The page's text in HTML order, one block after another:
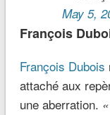
May 5,
François
François Dubois
attaché aux
une aberration.